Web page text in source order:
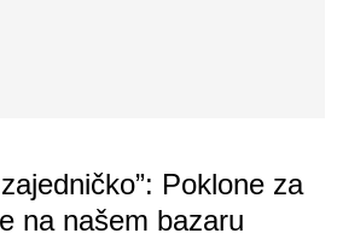
Poklone za
na našem bazaru